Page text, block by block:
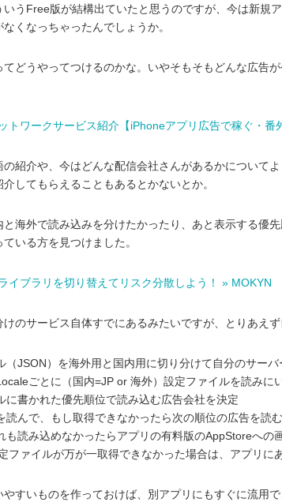
うFree版が結構出ていたと思うのですが、今は新規
くなっちゃったんでしょうか。
てどうやってつけるのかな。いやそもそもどんな広告
トワークサービス紹介【iPhoneアプリ広告で稼ぐ・
の紹介や、今はどんな配信会社さんがあるかについて
してもらえることもあるとかないとか。
と海外で読み込みを分けたかったり、あと表示する優
いる方を見つけました。
イブラリを切り替えてリスク分散しよう！ » MOKYN
けのサービス自体すでにあるみたいですが、とりあえ
（JSON）を海外用と国内用に切り分けて自分のサーバ
ごとに（国内=JP or 海外）設定ファイルを読みに
に書かれた優先順位で読み込む広告会社を決定
読んで、もし取得できなかったら次の順位の広告を読む
も読み込めなかったらアプリの有料版のAppStoreへの
ファイルが万が一取得できなかった場合は、アプリに
すいものを作っておけば、別アプリにもすぐに流用で